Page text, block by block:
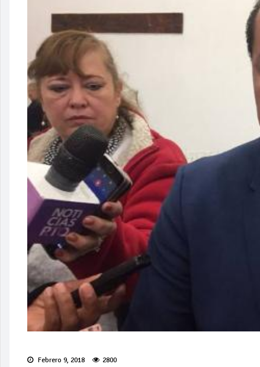
Febrero 9, 2018 2800